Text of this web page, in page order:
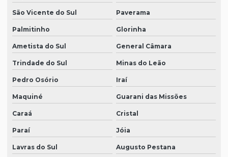
São Vicente do Sul Paverama
Palmitinho Glorinha
Ametista do Sul General Câmara
Trindade do Sul Minas do Leão
Pedro Osório Iraí
Maquiné Guarani das Missões
Caraá Cristal
Paraí Jóia
Lavras do Sul Augusto Pestana